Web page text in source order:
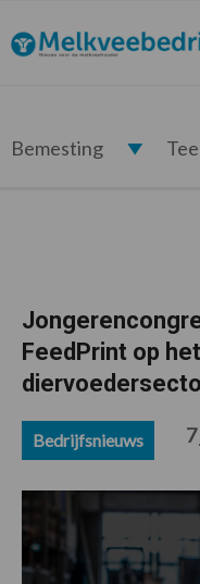
de
hoofdnavigatie
de
hoofd
de
eerste
de
voettekst
Melkveebedrijf.nl
Bemesting
FeedPrint op
Bedrijfsnieuws